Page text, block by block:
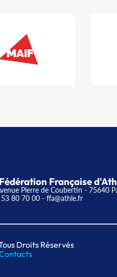
Française
Pierre de Coubertin - 75640
53 80 70 00 - ffa@athle.fr
Droits Réservés